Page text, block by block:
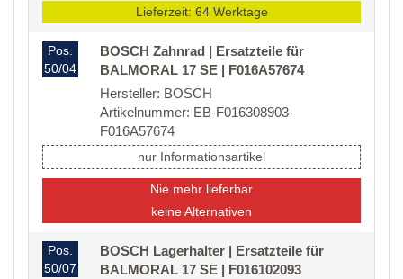
Lieferzeit: 64 Werktage
Pos.
50/04
BOSCH Zahnrad | Ersatzteile für
BALMORAL 17 SE | F016A57674
Hersteller: BOSCH
Artikelnummer: EB-F016308903-
F016A57674
nur Informationsartikel
Nie mehr lieferbar
keine Alternativen
Pos.
50/07
BOSCH Lagerhalter | Ersatzteile für
BALMORAL 17 SE | F016102093